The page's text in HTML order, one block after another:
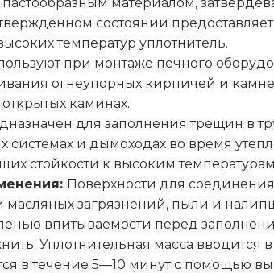
состоянии
температур уплотнитель.
при монтаже печного
огнеупорных кирпичей и
открытых каминах.
для заполнения трещин в
системах и дымоходах во время
стойкости к высоким
Поверхности для
масляных загрязнений, пыли и
впитываемости перед
Уплотнительная масса вводится
в течение 5—10 минут с помощью